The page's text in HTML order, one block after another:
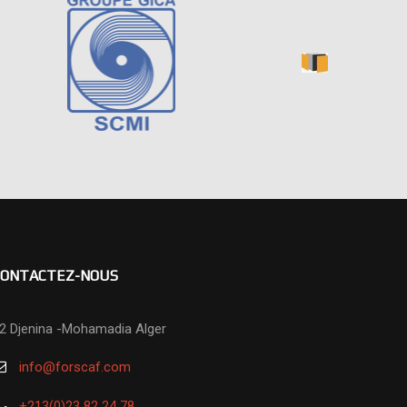
NOUS
Djenina -Mohamadia Alger
info@forscaf.com